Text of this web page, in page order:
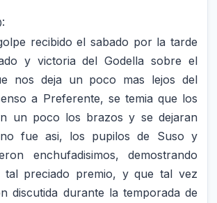
recibido el sabado por la tarde
y victoria del Godella sobre el
nos deja un poco mas lejos del
a Preferente, se temia que los
un poco los brazos y se dejaran
fue asi, los pupilos de Suso y
enchufadisimos, demostrando
tal preciado premio, y que tal vez
discutida durante la temporada de